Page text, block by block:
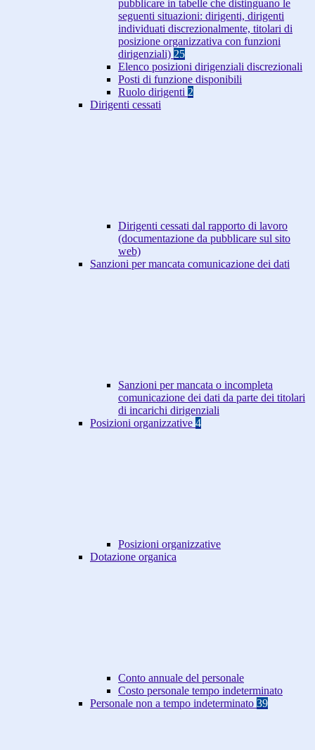
pubblicare in tabelle che distinguano le
seguenti situazioni: dirigenti, dirigenti
individuati discrezionalmente, titolari di
posizione organizzativa con funzioni
dirigenziali) 25
Elenco posizioni dirigenziali discrezionali
Posti di funzione disponibili
Ruolo dirigenti 2
Dirigenti cessati
Dirigenti cessati dal rapporto di lavoro
(documentazione da pubblicare sul sito
web)
Sanzioni per mancata comunicazione dei dati
Sanzioni per mancata o incompleta
comunicazione dei dati da parte dei titolari
di incarichi dirigenziali
Posizioni organizzative 4
Posizioni organizzative
Dotazione organica
Conto annuale del personale
Costo personale tempo indeterminato
Personale non a tempo indeterminato 39